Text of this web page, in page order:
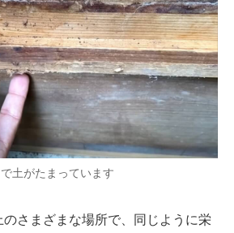
土がたまっています
さまざまな場所で、同じように栄